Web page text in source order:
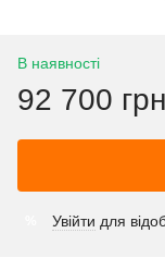
В наявності
92 700 грн
Увійти для